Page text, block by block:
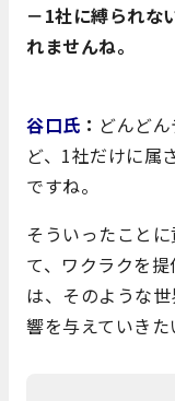
－1社に縛られな
れませんね。
谷口氏 ： どんど
ど、1社だけに属
ですね。
そういったこと
て、ワクラクを
は、そのような
響を与えていきた